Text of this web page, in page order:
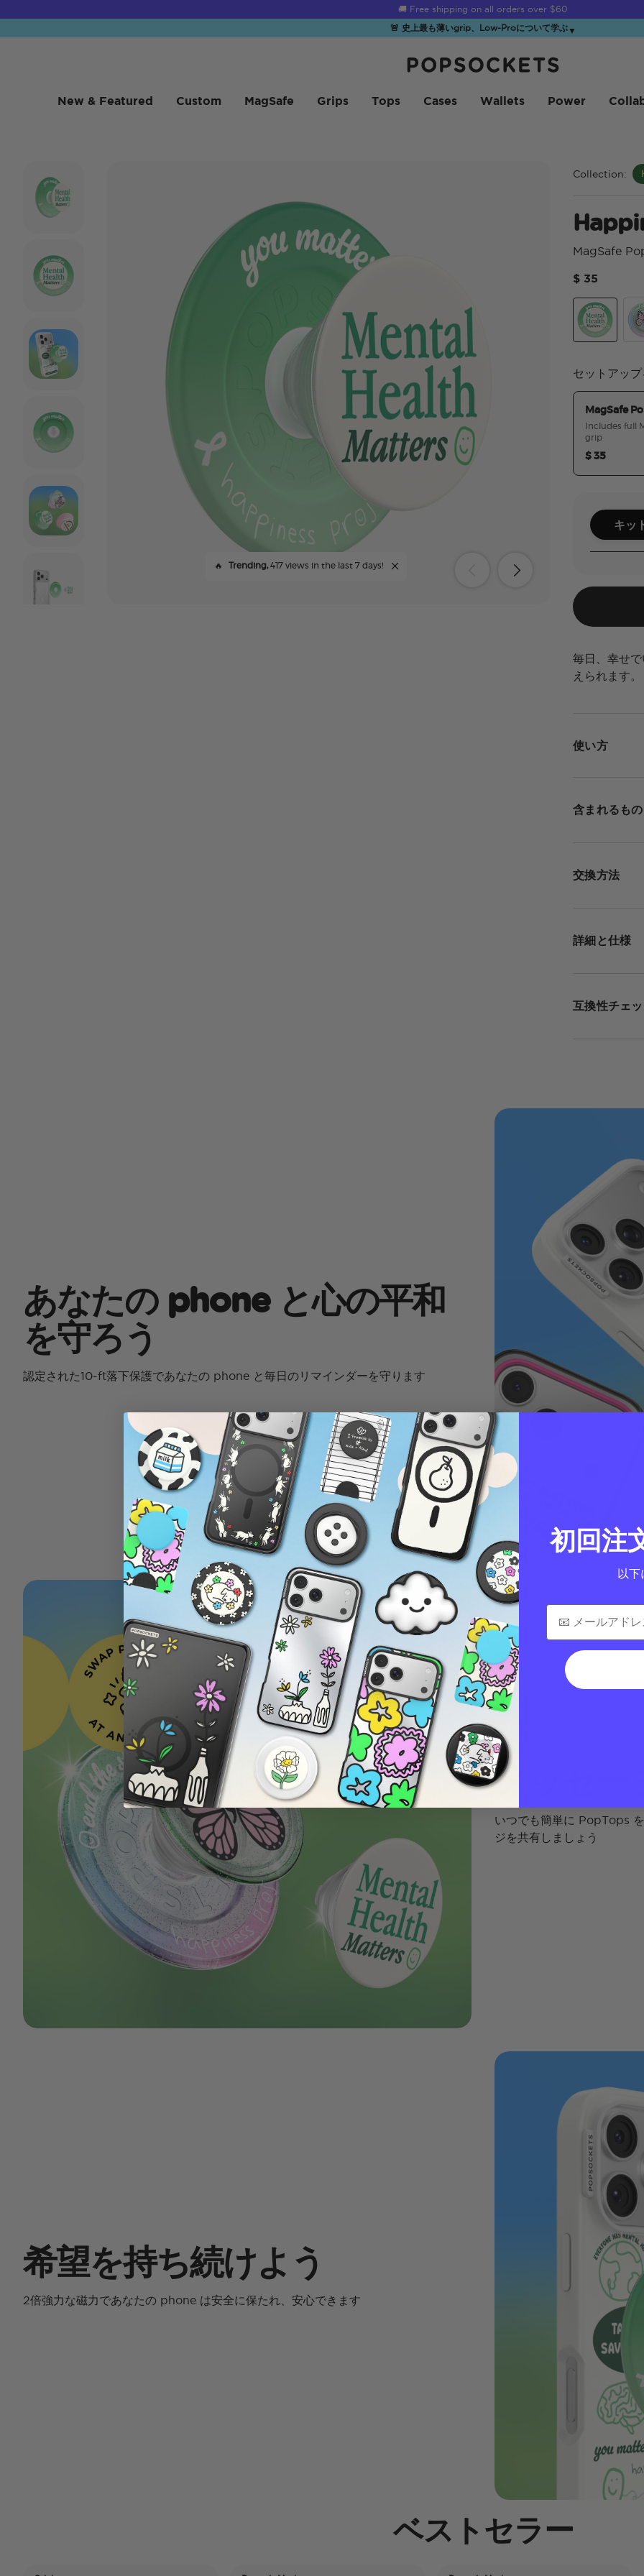
Summer Sendoff Sale is on 🚨 Up to 60% off
🚨 史上最も薄いgrip、Low-Proについて学ぶ▼
New & Featured
Custom MagSafe Grips Tops Cases Wallets Power
🔥 Trending,417 views in the last 7 days!
Collection:
MagSafe
$ 35
セットアッ
MagSafe
Includes full
grip
$ 35
キッ
毎日、幸せ
えられます。
使い方
含まれるもの
交換方法
詳細と仕様
互換性チェ
あなたの phone と心の平和
を守ろう
認定された10-ft落下保護であなたの phone と毎日のリマインダーを守ります
メッセー
いつでも簡単に PopTops
ジを共有しましょう
希望を持ち続けよう
2倍強力な磁力であなたの phone は安全に保たれ、安心できます
ベストセラー
初回注
以